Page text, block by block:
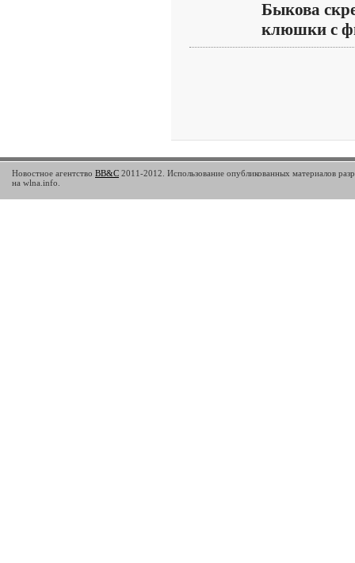
Быкова
клюшки с
Новостное агентство BB&C 2011-2012. Использование опубликованных материалов
на wlna.info.